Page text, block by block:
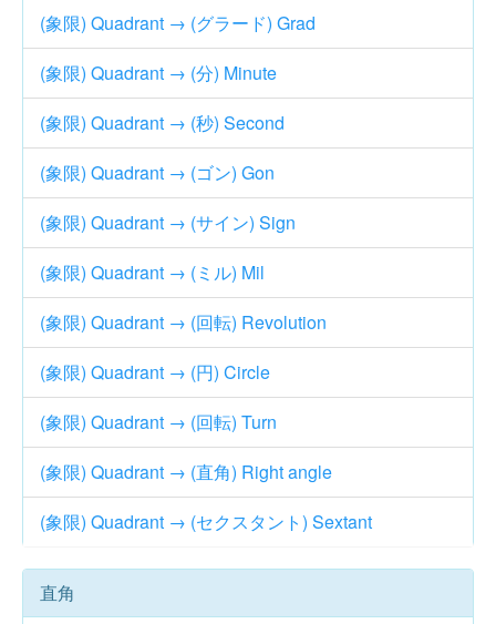
(象限) Quadrant → (グラード) Grad
(象限) Quadrant → (分) Minute
(象限) Quadrant → (秒) Second
(象限) Quadrant → (ゴン) Gon
(象限) Quadrant → (サイン) Sign
(象限) Quadrant → (ミル) Mil
(象限) Quadrant → (回転) Revolution
(象限) Quadrant → (円) Circle
(象限) Quadrant → (回転) Turn
(象限) Quadrant → (直角) Right angle
(象限) Quadrant → (セクスタント) Sextant
直角